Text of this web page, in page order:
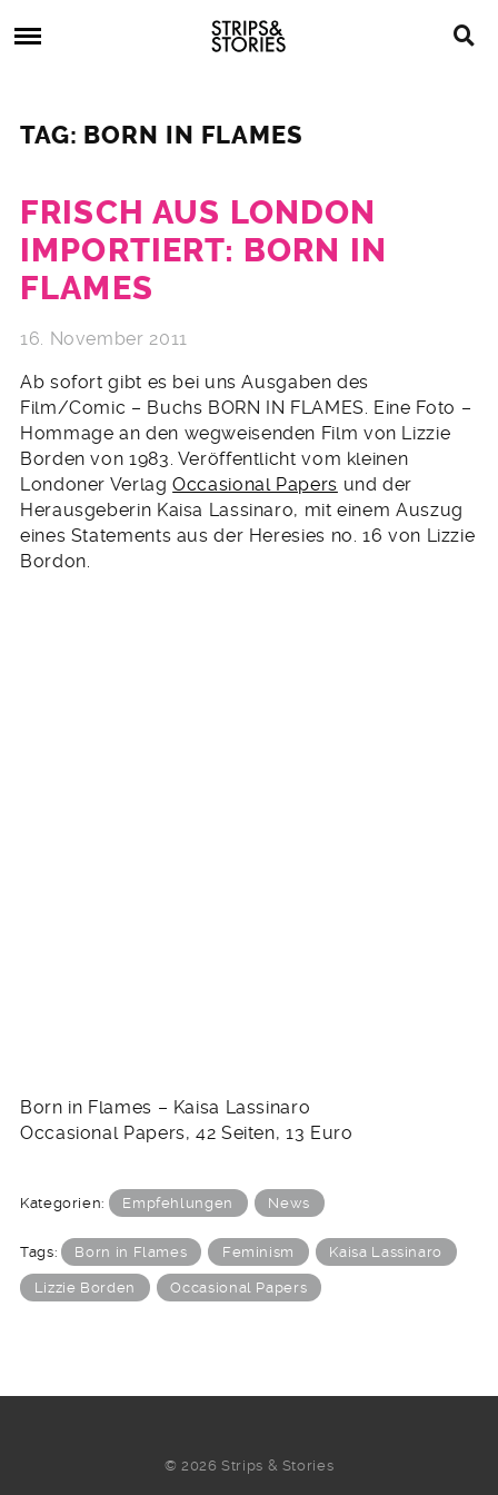
to
Strips
&
Stories
Comics,
TAG: BORN IN FLAMES
FRISCH AUS LONDON
IMPORTIERT: BORN IN
FLAMES
16. November 2011
Ab sofort gibt es bei uns Ausgaben des
Film/Comic – Buchs BORN IN FLAMES. Eine Foto –
Hommage an den wegweisenden Film von Lizzie
Borden von 1983. Veröffentlicht vom kleinen
Londoner VerlagOccasional Papers und der
Herausgeberin Kaisa Lassinaro, mit einem Auszug
eines Statements aus der Heresies no. 16 von Lizzie
Bordon.
Born in Flames – Kaisa Lassinaro
Occasional Papers, 42 Seiten, 13 Euro
Kategorien: Empfehlungen News
Tags: Born in Flames Feminism Kaisa Lassinaro
Lizzie Borden Occasional Papers
© 2026 Strips & Stories